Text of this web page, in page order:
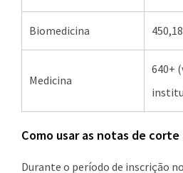
Biomedicina 450,18
Medicina
640+
Como usar as notas de corte
Durante o período de inscrição